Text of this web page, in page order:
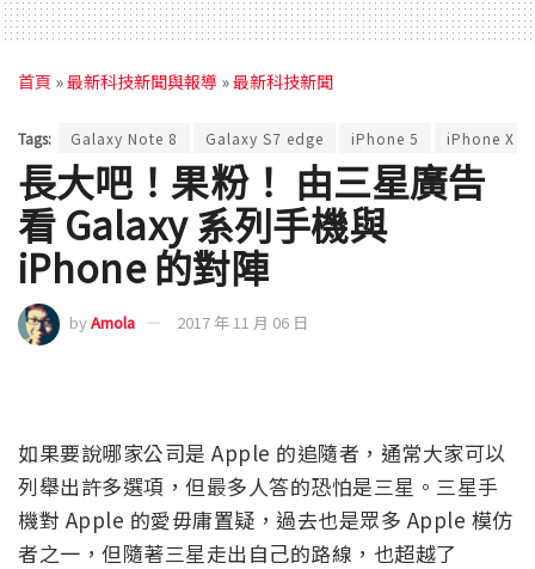
首頁 »最新科技新聞與報導 »最新科技新聞
Tags: Galaxy Note 8 Galaxy S7 edge iPhone 5 iPhone X
長大吧！果粉！ 由三星廣告
看 Galaxy 系列手機與
iPhone 的對陣
byAmola 2017 年 11 月 06 日
如果要說哪家公司是 Apple 的追隨者，通常大家可以
列舉出許多選項，但最多人答的恐怕是三星。三星手
機對 Apple 的愛毋庸置疑，過去也是眾多 Apple 模仿
者之一，但隨著三星走出自己的路線，也超越了